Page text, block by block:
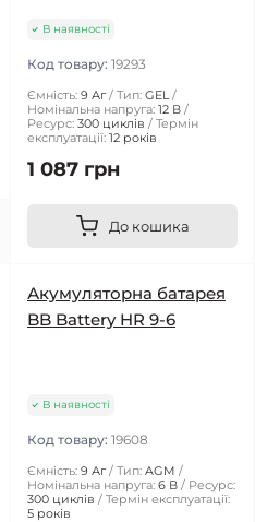
В наявності
Код товару: 19293
Ємність: 9 Аг Тип: GEL
Номінальна напруга: 12 В
Ресурс: 300 циклів
Термін
експлуатації: 12 років
1 087 грн
До кошика
Акумуляторна батарея
BB Battery HR 9-6
В наявності
Код товару: 19608
Ємність: 9 Аг Тип: AGM
Номінальна напруга: 6 В
Ресурс:
300 циклів
Термін експлуатації:
5 років